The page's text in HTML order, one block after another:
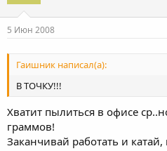
5 Июн 2008
Гаишник написал(а):
В ТОЧКУ!!!
Хватит пылиться в офисе
граммов!
Заканчивай работать и